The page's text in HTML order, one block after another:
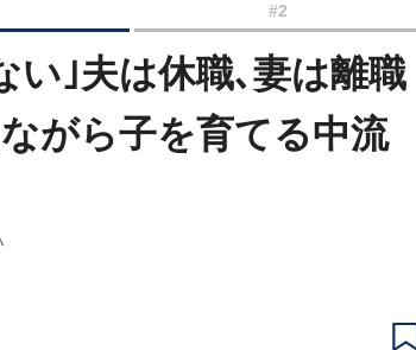
#2
い｣夫は休職､妻は離職
がら子を育てる中流